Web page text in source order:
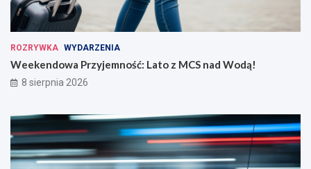
ROZRYWKA WYDARZENIA
Weekendowa Przyjemność: Lato z MCS nad Wodą!
8 sierpnia 2026